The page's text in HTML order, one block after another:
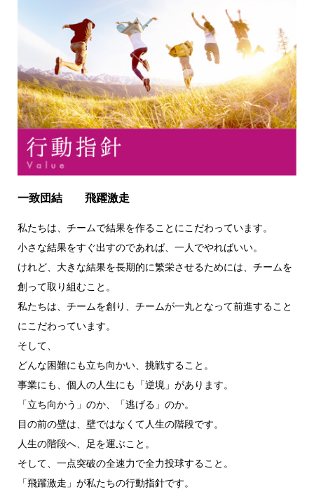
一致団結 飛躍激走
私たちは、チームで結果を作ることにこだわっています。
小さな結果をすぐ出すのであれば、一人でやればいい。
けれど、大きな結果を長期的に繁栄させるためには、チームを
創って取り組むこと。
私たちは、チームを創り、チームが一丸となって前進すること
にこだわっています。
そして、
どんな困難にも立ち向かい、挑戦すること。
事業にも、個人の人生にも「逆境」があります。
「立ち向かう」のか、「逃げる」のか。
目の前の壁は、壁ではなくて人生の階段です。
人生の階段へ、足を運ぶこと。
そして、一点突破の全速力で全力投球すること。
「飛躍激走」が私たちの行動指針です。